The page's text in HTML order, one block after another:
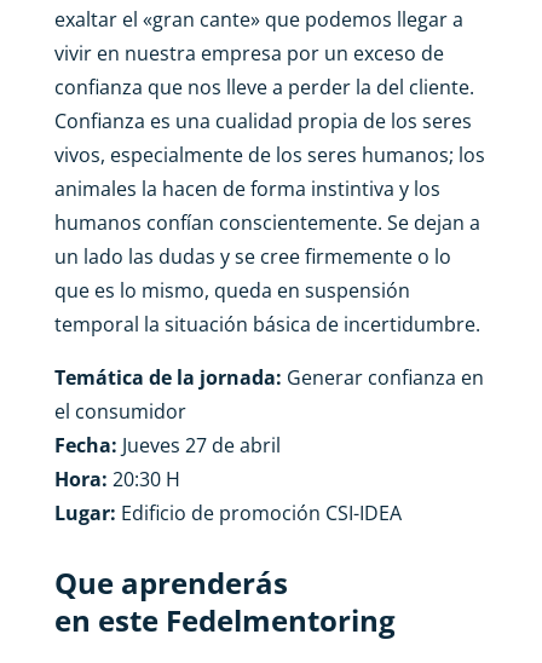
exaltar el «gran cante» que podemos llegar a
vivir en nuestra empresa por un exceso de
confianza que nos lleve a perder la del cliente.
Confianza es una cualidad propia de los seres
vivos, especialmente de los seres humanos; los
animales la hacen de forma instintiva y los
humanos confían conscientemente. Se dejan a
un lado las dudas y se cree firmemente o lo
que es lo mismo, queda en suspensión
temporal la situación básica de incertidumbre.
Temática de la jornada: Generar confianza en
el consumidor
Fecha: Jueves 27 de abril
Hora: 20:30 H
Lugar: Edificio de promoción CSI-IDEA
Que aprenderás
en este Fedelmentoring